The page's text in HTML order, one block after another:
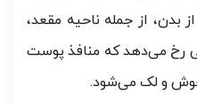
بدن، از جمله ناحیه مقعد،
رخ می‌دهد که منافذ پوست
و لک می‌شود.